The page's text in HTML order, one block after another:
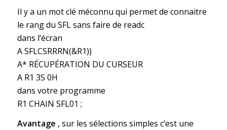
Il y a un mot clé méconnu qui permet de connaitre
le rang du SFL sans faire de readc
dans l’écran
A SFLCSRRRN(&R1))
A* RÉCUPÉRATION DU CURSEUR
A R1 3S 0H
dans votre programme
R1 CHAIN SFL01 ;
Avantage , sur les sélections simples c’est une